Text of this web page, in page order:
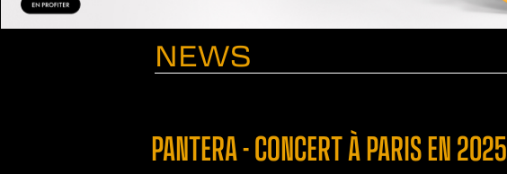
NEWS
PANTERA - CONCERT À PARIS EN 2025